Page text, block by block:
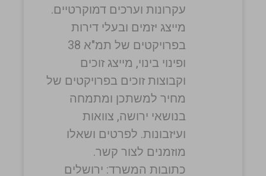
עקרונות וערכים דמוקרטיים.
מייצג יזמים ובעלי דירות
בפרויקטים של תמ"א 38
ופינוי בינוי, מייצג זוכים
וקבוצות זוכים בפרויקטים של
מחיר למשתכן ומתמחה
בנושאי ירושה, צוואות
ועיזבונות. לפרטים ושאלו
מוזמנים לצור קשר.
כתובות המשרד: ירושלים